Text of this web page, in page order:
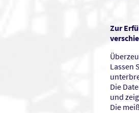
Zur
Lassen
Die
und
Die